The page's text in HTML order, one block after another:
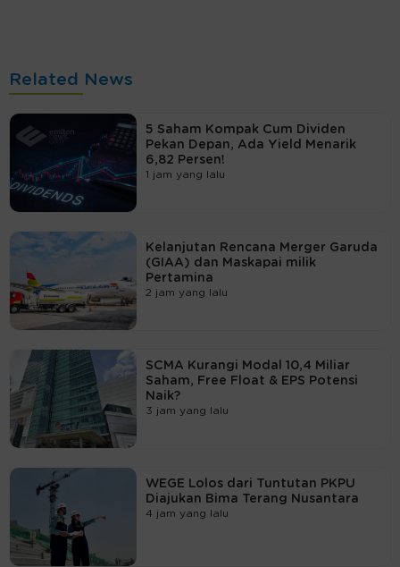
Related News
5 Saham Kompak Cum Dividen
Pekan Depan, Ada Yield Menarik
6,82 Persen!
1 jam yang lalu
Kelanjutan Rencana Merger Garuda
(GIAA) dan Maskapai milik
Pertamina
2 jam yang lalu
SCMA Kurangi Modal 10,4 Miliar
Saham, Free Float & EPS Potensi
Naik?
3 jam yang lalu
WEGE Lolos dari Tuntutan PKPU
Diajukan Bima Terang Nusantara
4 jam yang lalu